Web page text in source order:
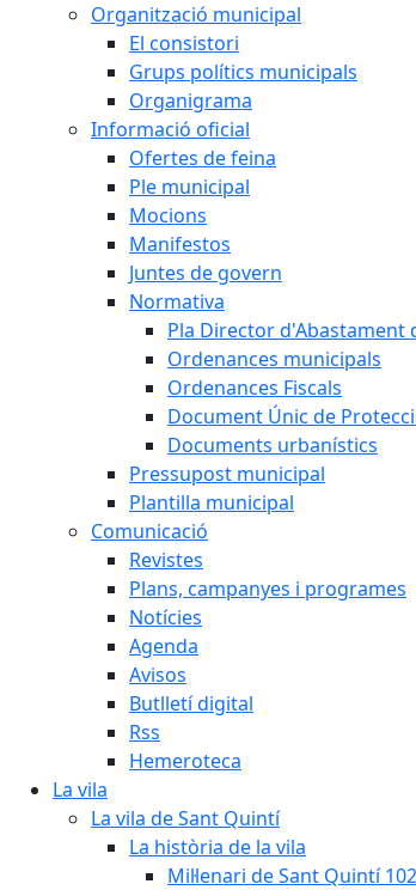
Organització municipal
El consistori
Grups polítics municipals
Organigrama
Informació oficial
Ofertes de feina
Ple municipal
Mocions
Manifestos
Juntes de govern
Normativa
Pla Director d'Abastament
Ordenances municipals
Ordenances Fiscals
Document Únic de
Documents urbanístics
Pressupost municipal
Plantilla municipal
Comunicació
Revistes
Plans, campanyes i programes
Notícies
Agenda
Avisos
Butlletí digital
Rss
Hemeroteca
La vila
La vila de Sant Quintí
La història de la vila
Mil·lenari de Sant Quintí